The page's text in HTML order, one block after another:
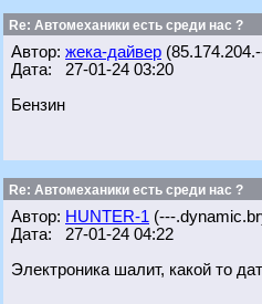
Re: Автомеханики есть среди нас ?
Автор: жека-дайвер
Дата: 27-01-24 03:20
Бензин
Re: Автомеханики есть среди нас ?
Автор: HUNTER-1 (---
Дата: 27-01-24 04:22
Электроника шалит, какой то